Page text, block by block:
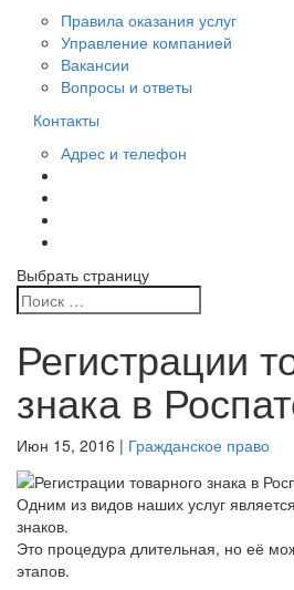
Правила оказания услуг
Управление компанией
Вакансии
Вопросы и ответы
Контакты
Адрес и телефон
Выбрать страницу
Регистрации
знака в
Июн 15, 2016 | Гражданское право
Одним из видов наших услуг
знаков.
Это процедура длительная, но её
этапов.